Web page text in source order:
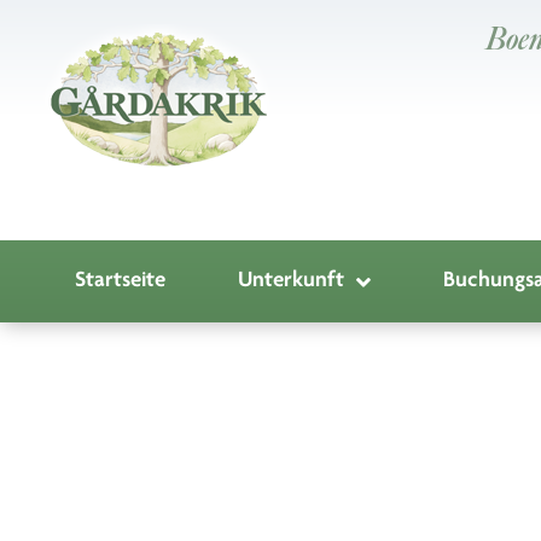
Startseite Unterkunft